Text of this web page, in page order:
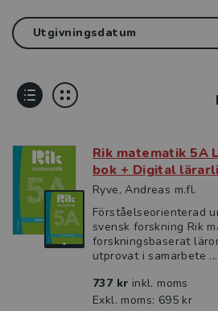
Rik matematik 5A
bok + Digital
Ryve, Andreas m.fl.
Förståelseorienterad
svensk forskning Rik
forskningsbaserat
utprovat i samarbete ...
737 kr inkl. moms
Exkl. moms: 695 kr